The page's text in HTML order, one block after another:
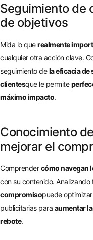
Seguimiento de
de objetivos
Mida lo querealmente
cualquier otra acción clave.
seguimiento dela eficacia
clientesque le permite
máximo impacto.
Conocimiento
mejorar el
Comprendercómo navegan
con su contenido. Analizando
compromisopuede
publicitarias para aumentar
rebote.